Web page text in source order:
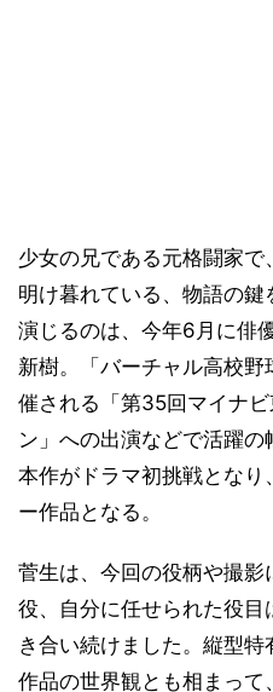
少女の兄である元格闘家
明け暮れている、物語の
演じるのは、今年6月に俳
新樹。「バーチャル高校
催される「第35回マイナ
ン」への出演などで活躍の
本作がドラマ初挑戦とな
ー作品となる。
菅生は、今回の役柄や撮影
役、自分に任せられた役
き合い続けました。縦型
作品の世界観とも相まって